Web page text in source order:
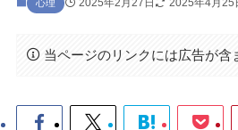
心理 2025年2月27日 2025年4月25
当ページのリンクには広告が含